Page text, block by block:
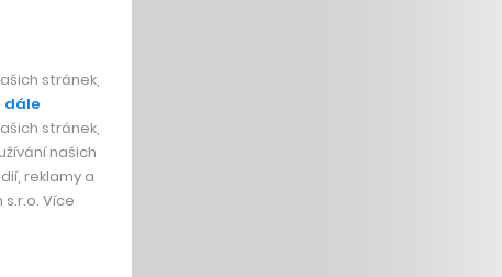
stránek,
dále
stránek,
našich
reklamy a
Více